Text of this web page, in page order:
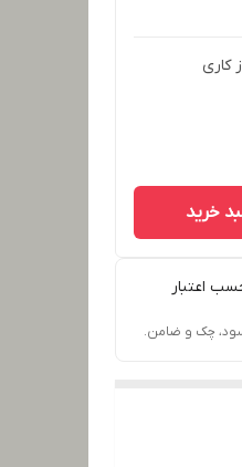
کاری
خرید
اعتبار